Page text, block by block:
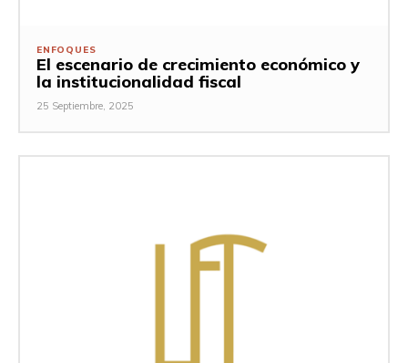
ENFOQUES
El escenario de crecimiento económico y
la institucionalidad fiscal
25 Septiembre, 2025